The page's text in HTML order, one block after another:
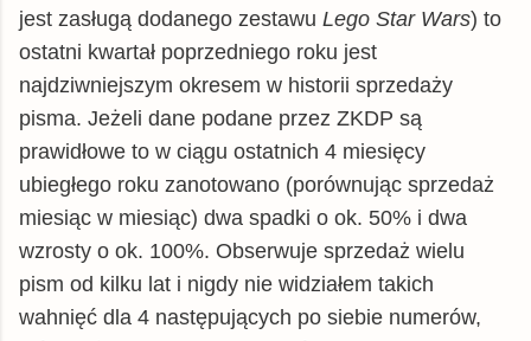
jest zasługą dodanego zestawu Lego Star Wars) to
ostatni kwartał poprzedniego roku jest
najdziwniejszym okresem w historii sprzedaży
pisma. Jeżeli dane podane przez ZKDP są
prawidłowe to w ciągu ostatnich 4 miesięcy
ubiegłego roku zanotowano (porównując sprzedaż
miesiąc w miesiąc) dwa spadki o ok. 50% i dwa
wzrosty o ok. 100%. Obserwuje sprzedaż wielu
pism od kilku lat i nigdy nie widziałem takich
wahnięć dla 4 następujących po siebie numerów,